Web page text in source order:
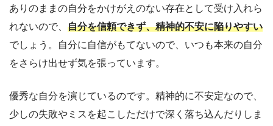
ありのままの自分をかけがえのない存在として受け入れら
れないので、 自分を信頼できず、精神的不安に陥りやすい
でしょう。自分に自信がもてないので、いつも本来の自分
をさらけ出せず気を張っています。
優秀な自分を演じているのです。精神的に不安定なので、
少しの失敗やミスを起こしただけで深く落ち込んだりしま